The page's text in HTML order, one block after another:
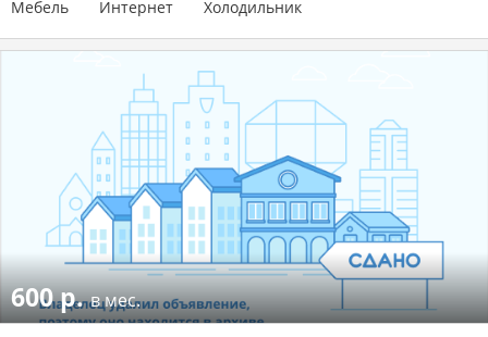
Мебель Интернет Холодильник
600 р.в мес.